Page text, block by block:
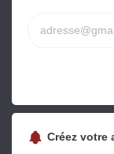
Créez votre